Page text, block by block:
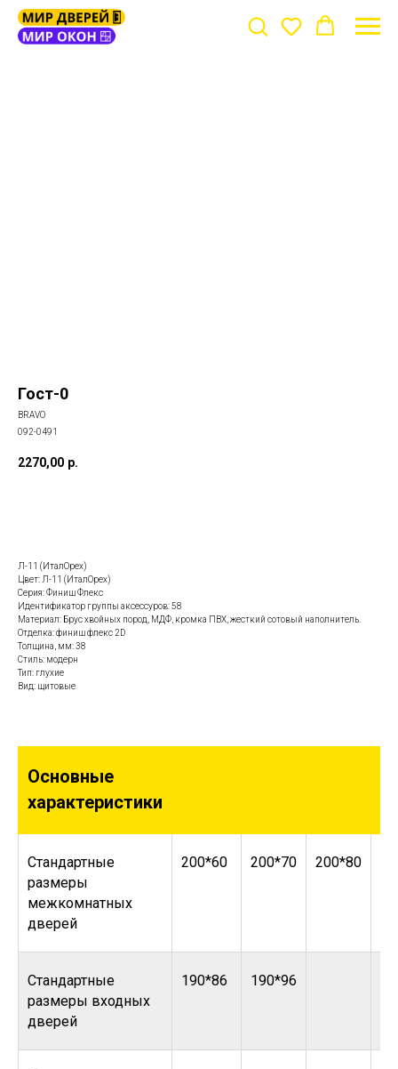
Гост-0
BRAVO
092-0491
2270,00 р.
Л-11 (ИталОрех)
Цвет: Л-11 (ИталОрех)
Серия: Финиш Флекс
Идентификатор группы аксессуров: 58
Материал: Брус хвойных пород, МДФ, кромка ПВХ, жесткий сотовый наполнитель.
Отделка: финиш флекс 2D
Толщина, мм: 38
Стиль: модерн
Тип: глухие
Вид: щитовые
Основные
характеристики
Стандартные
размеры
межкомнатных
дверей
200*60 200*70 200*80
Стандартные
размеры входных
дверей
190*86 190*96